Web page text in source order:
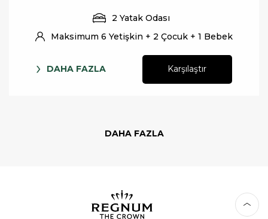
2 Yatak Odası
Maksimum 6 Yetişkin + 2 Çocuk + 1 Bebek
DAHA FAZLA Karşılaştır
DAHA FAZLA